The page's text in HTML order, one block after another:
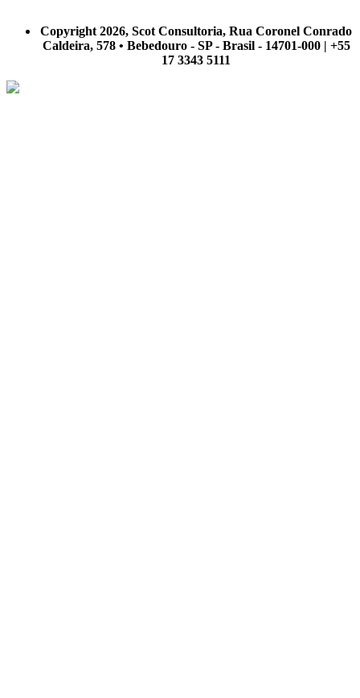
Copyright 2026, Scot Consultoria, Rua Coronel Conrado
Caldeira, 578 • Bebedouro - SP - Brasil - 14701-000 | +55
17 3343 5111